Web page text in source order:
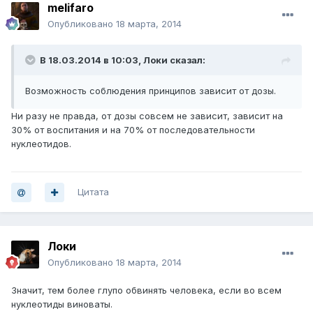
melifaro
Опубликовано 18 марта, 2014
В 18.03.2014 в 10:03, Локи сказал:
Возможность соблюдения принципов зависит от дозы.
Ни разу не правда, от дозы совсем не зависит, зависит на
30% от воспитания и на 70% от последовательности
нуклеотидов.
Цитата
Локи
Опубликовано 18 марта, 2014
Значит, тем более глупо обвинять человека, если во всем
нуклеотиды виноваты.